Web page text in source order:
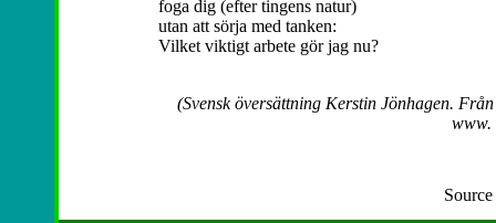
foga dig (efter tingens natur)
utan att sörja med tanken:
Vilket viktigt arbete gör jag nu?
(Svensk översättning Kerstin Jönhagen.
www.